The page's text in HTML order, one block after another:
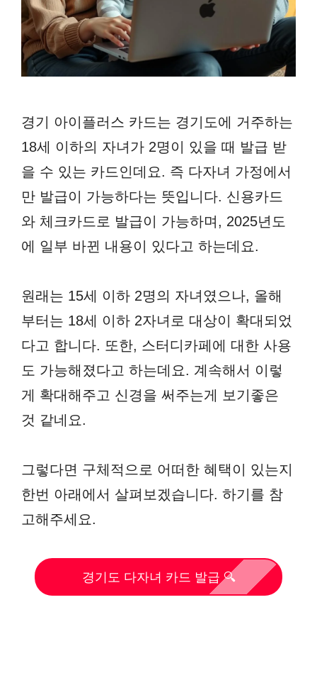
경기 아이플러스 카드는 경기도에 거주하는
18세 이하의 자녀가 2명이 있을 때 발급 받
을 수 있는 카드인데요. 즉 다자녀 가정에서
만 발급이 가능하다는 뜻입니다. 신용카드
와 체크카드로 발급이 가능하며, 2025년도
에 일부 바뀐 내용이 있다고 하는데요.
원래는 15세 이하 2명의 자녀였으나, 올해
부터는 18세 이하 2자녀로 대상이 확대되었
다고 합니다. 또한, 스터디카페에 대한 사용
도 가능해졌다고 하는데요. 계속해서 이렇
게 확대해주고 신경을 써주는게 보기좋은
것 같네요.
그렇다면 구체적으로 어떠한 혜택이 있는지
한번 아래에서 살펴보겠습니다. 하기를 참
고해주세요.
경기도 다자녀 카드 발급 🔍